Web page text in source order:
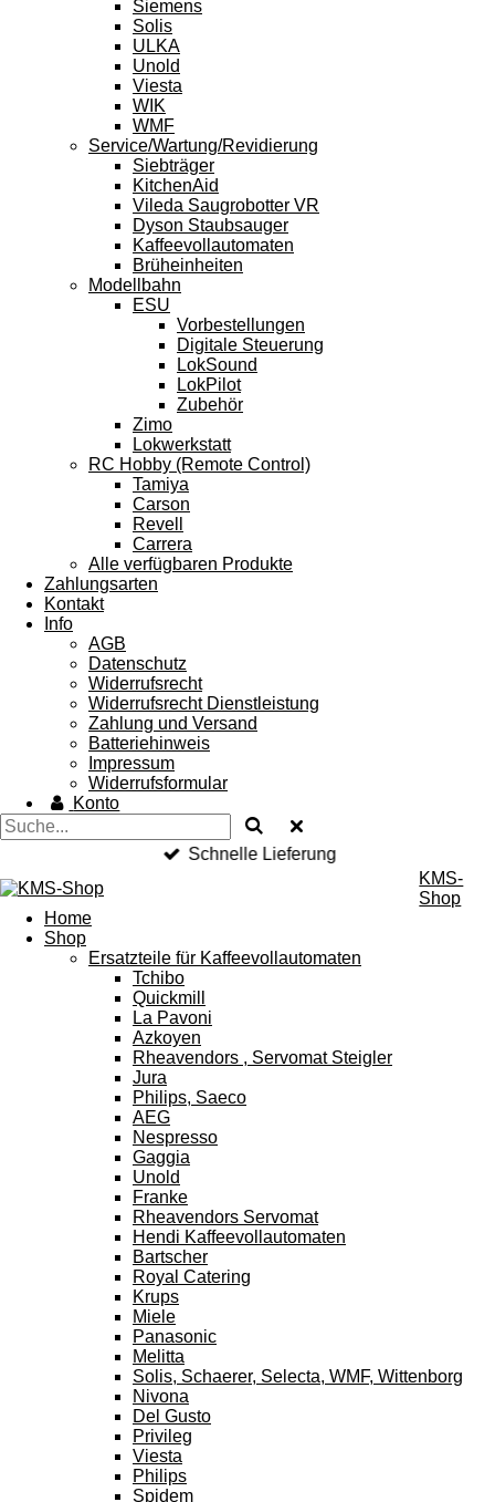
Siemens
Solis
ULKA
Unold
Viesta
WIK
WMF
Service/Wartung/Revidierung
Siebträger
KitchenAid
Vileda Saugrobotter VR
Dyson Staubsauger
Kaffeevollautomaten
Brüheinheiten
Modellbahn
ESU
Vorbestellungen
Digitale Steuerung
LokSound
LokPilot
Zubehör
Zimo
Lokwerkstatt
RC Hobby (Remote Control)
Tamiya
Carson
Revell
Carrera
Alle verfügbaren Produkte
Zahlungsarten
Kontakt
Info
AGB
Datenschutz
Widerrufsrecht
Widerrufsrecht Dienstleistung
Zahlung und Versand
Batteriehinweis
Impressum
Widerrufsformular
Konto
Schnelle Lieferung
KMS-
Shop
Home
Shop
Ersatzteile für Kaffeevollautomaten
Tchibo
Quickmill
La Pavoni
Azkoyen
Rheavendors , Servomat Steigler
Jura
Philips, Saeco
AEG
Nespresso
Gaggia
Unold
Franke
Rheavendors Servomat
Hendi Kaffeevollautomaten
Bartscher
Royal Catering
Krups
Miele
Panasonic
Melitta
Solis, Schaerer, Selecta, WMF, Wittenborg
Nivona
Del Gusto
Privileg
Viesta
Philips
Spidem